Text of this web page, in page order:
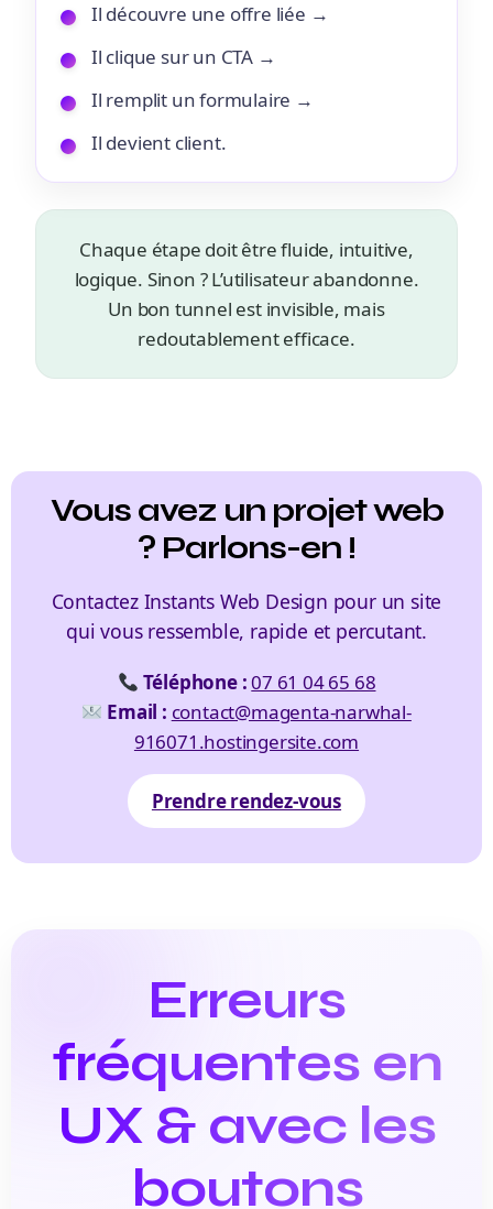
Il découvre une offre liée →
Il clique sur un CTA →
Il remplit un formulaire →
Il devient client.
Chaque étape doit être fluide, intuitive,
logique. Sinon ? L’utilisateur abandonne.
Un bon tunnel est invisible, mais
redoutablement efficace.
Vous avez un projet web
? Parlons-en !
Contactez Instants Web Design pour un site
qui vous ressemble, rapide et percutant.
Téléphone :07 61 04 65 68
Email : contact@magenta-narwhal-
916071.hostingersite.com
Prendre rendez-vous
Erreurs
fréquentes en
UX & avec les
boutons